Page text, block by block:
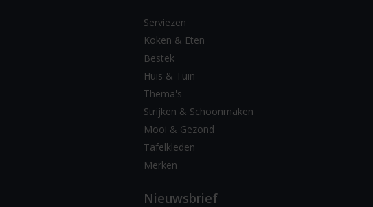
Serviezen
Koken & Eten
Bestek
Huis & Tuin
Thema's
Strijken & Schoonmaken
Mooi & Gezond
Tafelkleden
Merken
Nieuwsbrief